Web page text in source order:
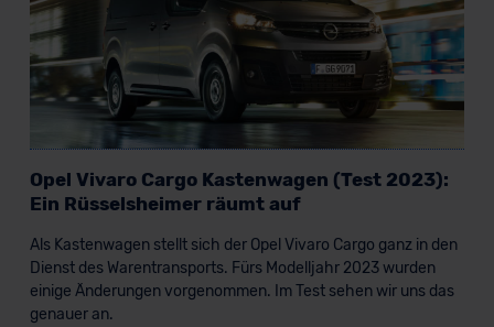
Opel Vivaro Cargo Kastenwagen (Test 2023):
Ein Rüsselsheimer räumt auf
Als Kastenwagen stellt sich der Opel Vivaro Cargo ganz in den
Dienst des Warentransports. Fürs Modelljahr 2023 wurden
einige Änderungen vorgenommen. Im Test sehen wir uns das
genauer an.